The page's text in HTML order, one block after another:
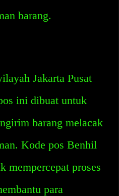
barang.
Jakarta Pusat
ini dibuat untuk
barang melacak
Kode pos Benhil
mempercepat proses
para